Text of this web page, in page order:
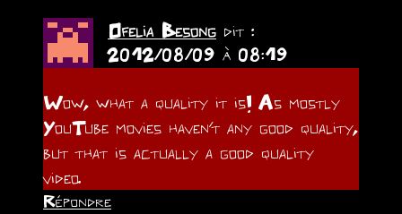
Ofelia Besong dit :
2012/08/09 à 08:19
Wow, what a quality it is! As mostly
YouTube movies haven’t any good quality,
but that is actually a good quality
video.
Répondre